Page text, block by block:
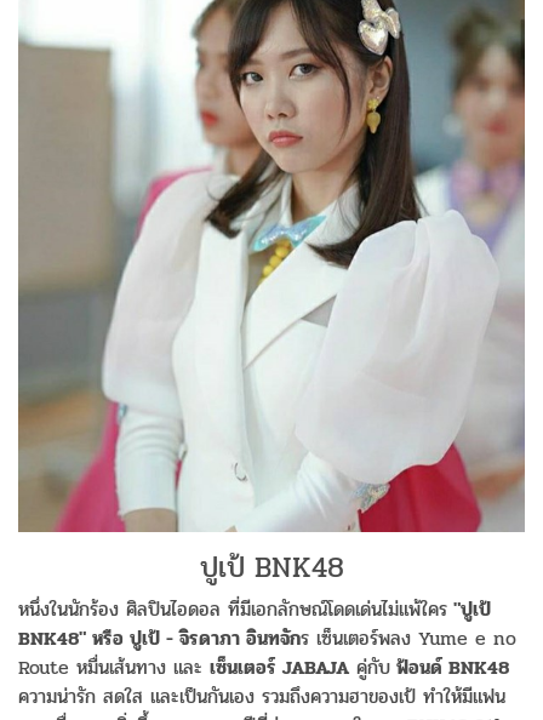
ปูเป้ BNK48
หนึ่งในนักร้อง ศิลปินไอดอล ที่มีเอกลักษณ์โดดเด่นไม่แพ้ใคร "ปูเป้
BNK48" หรือ ปูเป้ - จิรดาภา อินทจักร เซ็นเตอร์พลง Yume e no
Route หมื่นเส้นทาง และ เซ็นเตอร์ JABAJA คู่กับ ฟ้อนด์ BNK48
ความน่ารัก สดใส และเป็นกันเอง รวมถึงความฮาของเป้ ทำให้มีแฟน